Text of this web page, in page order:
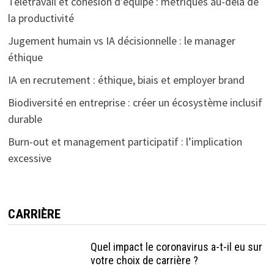
la productivité
Jugement humain vs IA décisionnelle : le manager
éthique
IA en recrutement : éthique, biais et employer brand
Biodiversité en entreprise : créer un écosystème inclusif
durable
Burn-out et management participatif : l’implication
excessive
CARRIÈRE
Quel impact le coronavirus a-t-il eu sur
votre choix de carrière ?